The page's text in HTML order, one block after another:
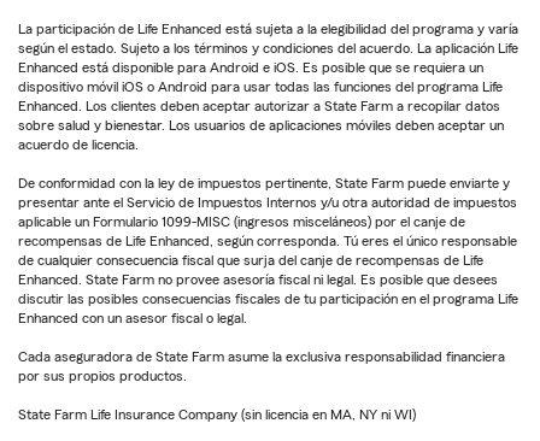
La participación de Life Enhanced está sujeta a la elegibilidad del programa y varía
según el estado. Sujeto a los términos y condiciones del acuerdo. La aplicación Life
Enhanced está disponible para Android e iOS. Es posible que se requiera un
dispositivo móvil iOS o Android para usar todas las funciones del programa Life
Enhanced. Los clientes deben aceptar autorizar a State Farm a recopilar datos
sobre salud y bienestar. Los usuarios de aplicaciones móviles deben aceptar un
acuerdo de licencia.
De conformidad con la ley de impuestos pertinente, State Farm puede enviarte y
presentar ante el Servicio de Impuestos Internos y/u otra autoridad de impuestos
aplicable un Formulario 1099-MISC (ingresos misceláneos) por el canje de
recompensas de Life Enhanced, según corresponda. Tú eres el único responsable
de cualquier consecuencia fiscal que surja del canje de recompensas de Life
Enhanced. State Farm no provee asesoría fiscal ni legal. Es posible que desees
discutir las posibles consecuencias fiscales de tu participación en el programa Life
Enhanced con un asesor fiscal o legal.
Cada aseguradora de State Farm asume la exclusiva responsabilidad financiera
por sus propios productos.
State Farm Life Insurance Company (sin licencia en MA, NY ni WI)